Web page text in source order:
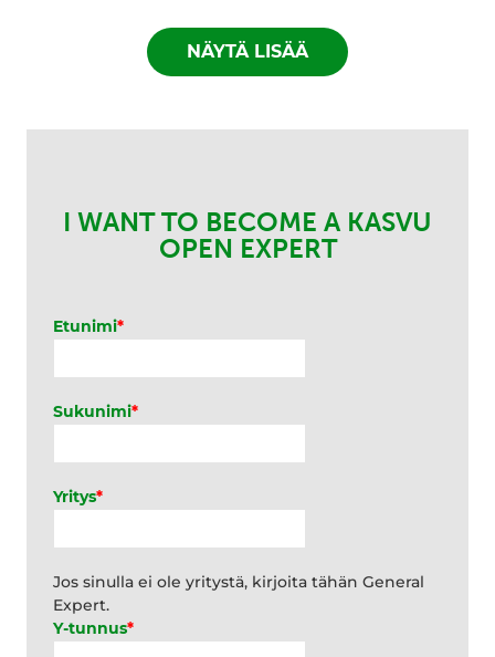
a
e
NÄYTÄ LISÄÄ
I WANT TO BECOME A KASVU
OPEN EXPERT
Etunimi*
Sukunimi*
Yritys*
Jos sinulla ei ole yritystä, kirjoita tähän General
Expert.
Y-tunnus*